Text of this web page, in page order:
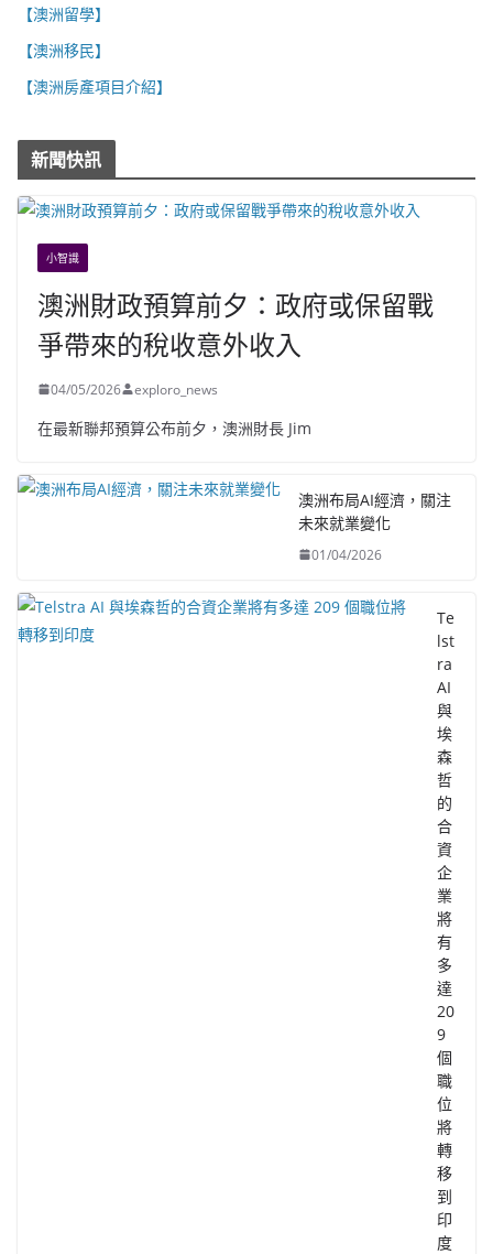
【澳洲留學】
【澳洲移民】
【澳洲房產項目介紹】
新聞快訊
小智識
澳洲財政預算前夕：政府或保留戰
爭帶來的稅收意外收入
04/05/2026 exploro_news
在最新聯邦預算公布前夕，澳洲財長 Jim
澳洲布局AI經濟，關注
未來就業變化
01/04/2026
Te
lst
ra
AI
與
埃
森
哲
的
合
資
企
業
將
有
多
達
20
9
個
職
位
將
轉
移
到
印
度